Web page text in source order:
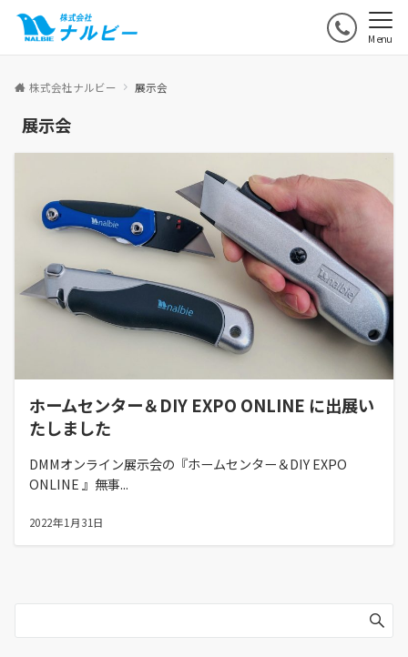
Menu
株式会社ナルビー 展示会
展示会
ホームセンター＆DIY EXPO ONLINE に出展い
たしました
DMMオンライン展示会の『ホームセンター＆DIY EXPO
ONLINE 』無事...
2022年1月31日